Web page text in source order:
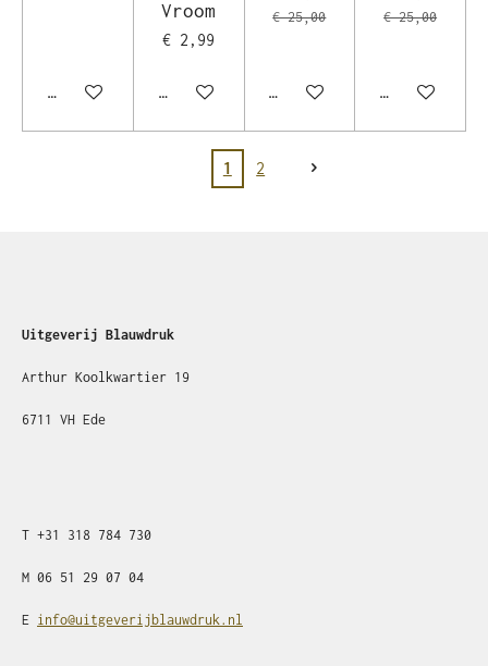
In winkelwagen
Vroom
€ 2,99
In winkelwagen
€ 25,00
In winkelwagen
€ 25,00
In
1 2
Uitgeverij Blauwdruk
Arthur Koolkwartier 19
6711 VH Ede
T +31 318 784 730
M 06 51 29 07 04
E info@uitgeverijblauwdruk.nl